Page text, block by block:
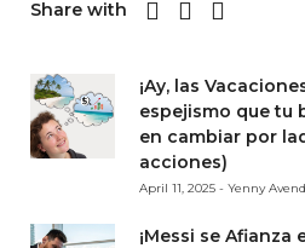
Share with
¡Ay, las
espejismo que tu
en cambiar por
acciones)
April 11, 2025 - Yenny
¡Messi se Afianza